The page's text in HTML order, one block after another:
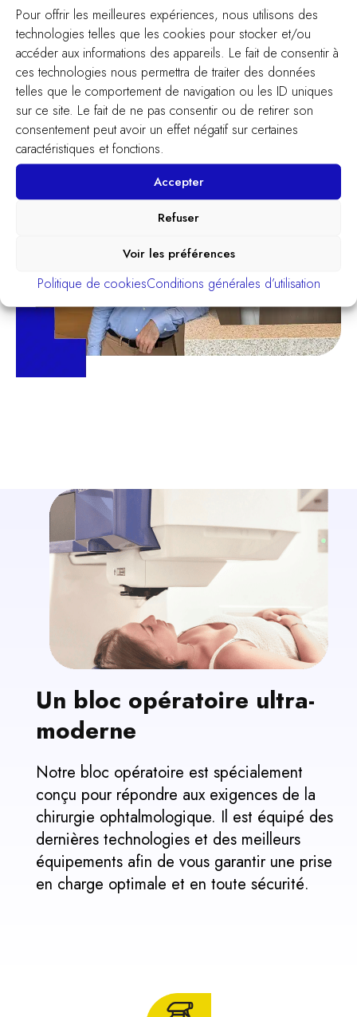
Pour offrir les meilleures expériences, nous utilisons des
technologies telles que les cookies pour stocker et/ou
accéder aux informations des appareils. Le fait de consentir à
ces technologies nous permettra de traiter des données
telles que le comportement de navigation ou les ID uniques
sur ce site. Le fait de ne pas consentir ou de retirer son
consentement peut avoir un effet négatif sur certaines
caractéristiques et fonctions.
Accepter
Refuser
Voir les préférences
Politique de cookiesConditions générales d’utilisation
Confiez votre vue à
nos experts
Prendre rendez-vous
Un bloc opératoire ultra-
moderne
Notre bloc opératoire est spécialement
conçu pour répondre aux exigences de la
chirurgie ophtalmologique. Il est équipé des
dernières technologies et des meilleurs
équipements afin de vous garantir une prise
en charge optimale et en toute sécurité.